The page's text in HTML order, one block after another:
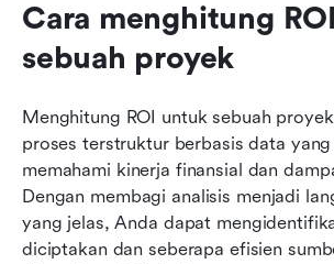
Cara menghitung
sebuah proyek
Menghitung ROI untuk sebuah
proses terstruktur berbasis data
memahami kinerja finansial dan
Dengan membagi analisis menjadi
yang jelas, Anda dapat
diciptakan dan seberapa efisien